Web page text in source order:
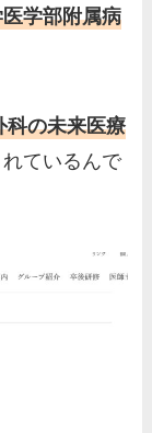
学部附属病
科の未来医療
れているんで